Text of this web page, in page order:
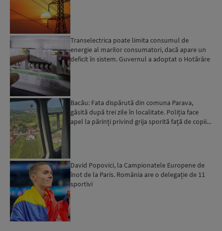
Transelectrica poate limita consumul de
energie al marilor consumatori, dacă apare un
deficit în sistem. Guvernul a adoptat o Hotărâre
Bacău: Fata dispărută din comuna Parava,
găsită după trei zile în localitate. Poliția face
apel la părinți privind grija sporită față de copii...
David Popovici, la Campionatele Europene de
înot de la Paris. România are o delegație de 11
sportivi